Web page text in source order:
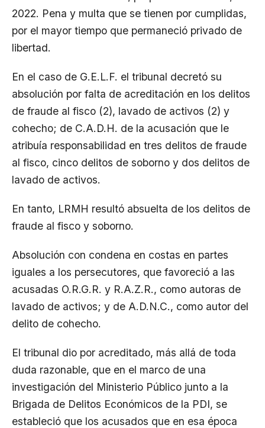
2022. Pena y multa que se tienen por cumplidas,
por el mayor tiempo que permaneció privado de
libertad.
En el caso de G.E.L.F. el tribunal decretó su
absolución por falta de acreditación en los delitos
de fraude al fisco (2), lavado de activos (2) y
cohecho; de C.A.D.H. de la acusación que le
atribuía responsabilidad en tres delitos de fraude
al fisco, cinco delitos de soborno y dos delitos de
lavado de activos.
En tanto, LRMH resultó absuelta de los delitos de
fraude al fisco y soborno.
Absolución con condena en costas en partes
iguales a los persecutores, que favoreció a las
acusadas O.R.G.R. y R.A.Z.R., como autoras de
lavado de activos; y de A.D.N.C., como autor del
delito de cohecho.
El tribunal dio por acreditado, más allá de toda
duda razonable, que en el marco de una
investigación del Ministerio Público junto a la
Brigada de Delitos Económicos de la PDI, se
estableció que los acusados que en esa época